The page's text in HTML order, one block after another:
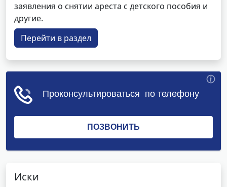
заявления о снятии ареста с детского пособия и
другие.
Перейти в раздел
Иски